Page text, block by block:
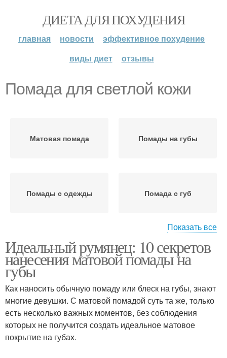
ДИЕТА ДЛЯ ПОХУДЕНИЯ
главная новости
эффективное похудение
виды диет
отзывы
Помада для светлой кожи
Матовая помада Помады на губы
Помады с одежды Помада с губ
Светлая кожа
Помада для смуглой
кожи
Помада для темной
кожи
Губная помада
Показать все
Идеальный румянец: 10 секретов
нанесения матовой помады на
губы
Как наносить обычную помаду или блеск на губы, знают
многие девушки. С матовой помадой суть та же, только
есть несколько важных моментов, без соблюдения
которых не получится создать идеальное матовое
покрытие на губах.